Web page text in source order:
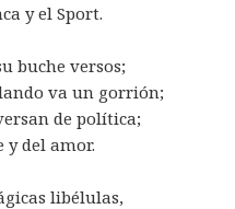
y el Sport.
buche versos;
va un gorrión;
de política;
y del amor.
libélulas,